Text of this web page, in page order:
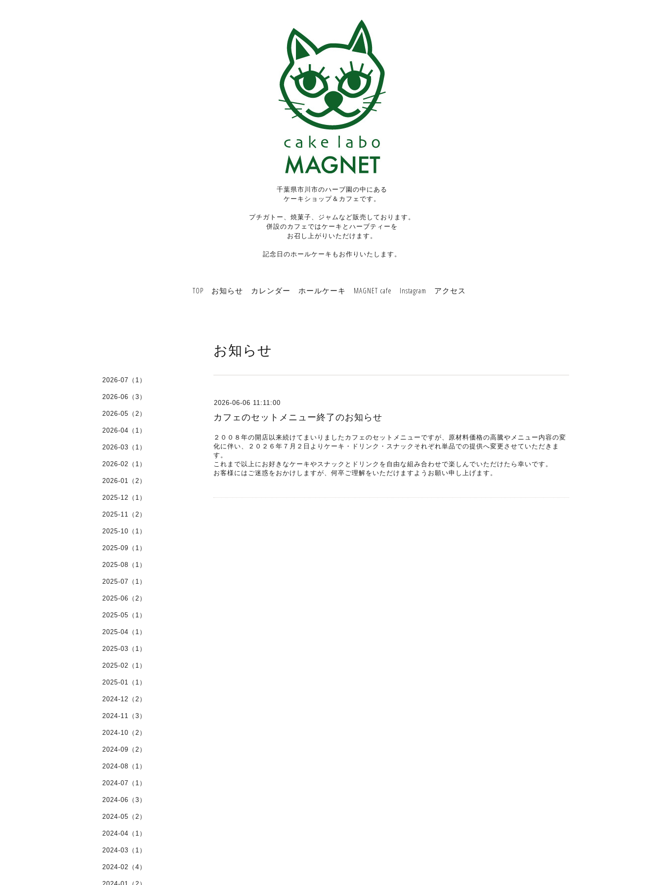
千葉県市川市のハーブ園の中にある
ケーキショップ＆カフェです。
プチガトー、焼菓子、ジャムなど販売しております。
併設のカフェではケーキとハーブティーを
お召し上がりいただけます。
記念日のホールケーキもお作りいたします。
TOP お知らせ カレンダー ホールケーキ MAGNET cafe Instagram アクセス
お知らせ
2026-06-06 11:11:00
カフェのセットメニュー終了のお知らせ
２００８年の開店以来続けてまいりましたカフェのセットメニューですが、原材料価格の高騰やメニュー内容の変
化に伴い、２０２６年７月２日よりケーキ・ドリンク・スナックそれぞれ単品での提供へ変更させていただきま
す。
これまで以上にお好きなケーキやスナックとドリンクを自由な組み合わせで楽しんでいただけたら幸いです。
お客様にはご迷惑をおかけしますが、何卒ご理解をいただけますようお願い申し上げます。
2026-07（1）
2026-06（3）
2026-05（2）
2026-04（1）
2026-03（1）
2026-02（1）
2026-01（2）
2025-12（1）
2025-11（2）
2025-10（1）
2025-09（1）
2025-08（1）
2025-07（1）
2025-06（2）
2025-05（1）
2025-04（1）
2025-03（1）
2025-02（1）
2025-01（1）
2024-12（2）
2024-11（3）
2024-10（2）
2024-09（2）
2024-08（1）
2024-07（1）
2024-06（3）
2024-05（2）
2024-04（1）
2024-03（1）
2024-02（4）